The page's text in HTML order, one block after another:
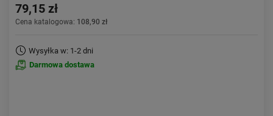
79,15 zł
Cena katalogowa: 108,90 zł
Wysyłka w: 1-2 dni
Darmowa dostawa